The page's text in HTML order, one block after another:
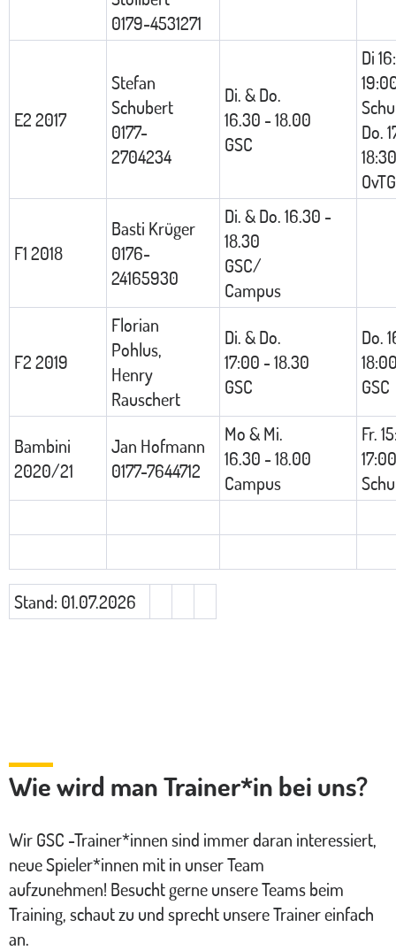
0179-4531271
E2 2017
Stefan
Schubert
0177-
2704234
Di. & Do.
16.30 - 18.00
GSC
Di
Do.
18:30
OvTG
F1 2018
Basti Krüger
0176-
24165930
Di. & Do. 16.30 -
18.30
GSC/
Campus
F2 2019
Florian
Pohlus,
Henry
Rauschert
Di. & Do.
17:00 - 18.30
GSC
Do.
GSC
Bambini
2020/21
Jan Hofmann
0177-7644712
Mo & Mi.
16.30 - 18.00
Campus
Fr.
Stand: 01.07.2026
Wie wird man Trainer*in bei uns?
Wir GSC -Trainer*innen sind immer daran interessiert,
neue Spieler*innen mit in unser Team
aufzunehmen! Besucht gerne unsere Teams beim
Training, schaut zu und sprecht unsere Trainer einfach
an.